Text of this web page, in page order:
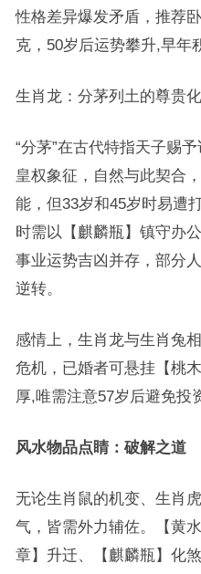
性格差异爆发矛盾，推荐
克，50岁后运势攀升,早年
生肖龙：分茅列土的尊贵
“分茅”在古代特指天子赐
皇权象征，自然与此契合
能，但33岁和45岁时易遭
时需以【麒麟瓶】镇守办
事业运势吉凶并存，部分
逆转。
感情上，生肖龙与生肖兔
危机，已婚者可悬挂【桃
厚,唯需注意57岁后避免投
风水物品点睛：破解之道
无论生肖鼠的机变、生肖
气，皆需外力辅佐。【黄
章】升迁、【麒麟瓶】化